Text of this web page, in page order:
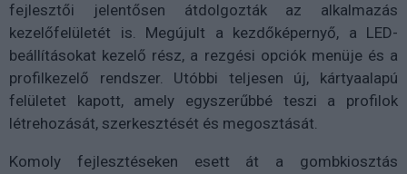
fejlesztői jelentősen átdolgozták az alkalmazás
kezelőfelületét is. Megújult a kezdőképernyő, a LED-
beállításokat kezelő rész, a rezgési opciók menüje és a
profilkezelő rendszer. Utóbbi teljesen új, kártyaalapú
felületet kapott, amely egyszerűbbé teszi a profilok
létrehozását, szerkesztését és megosztását.
Komoly fejlesztéseken esett át a gombkiosztás